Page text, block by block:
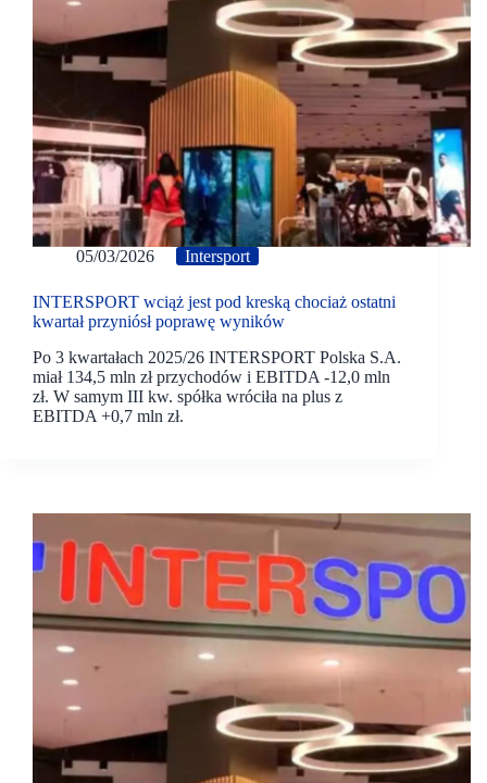
05/03/2026 Intersport
INTERSPORT wciąż jest pod kreską chociaż ostatni
kwartał przyniósł poprawę wyników
Po 3 kwartałach 2025/26 INTERSPORT Polska S.A.
miał 134,5 mln zł przychodów i EBITDA -12,0 mln
zł. W samym III kw. spółka wróciła na plus z
EBITDA +0,7 mln zł.